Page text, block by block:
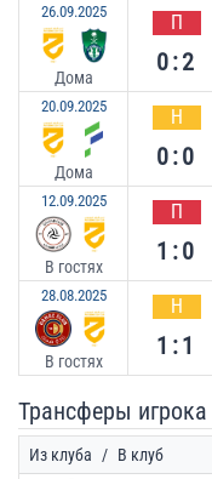
26.09.2025
Дома
П
0:2
20.09.2025
Дома
Н
0:0
12.09.2025
В гостях
П
1:0
28.08.2025
В гостях
Н
1:1
Трансферы игрока
Из клуба / В клуб